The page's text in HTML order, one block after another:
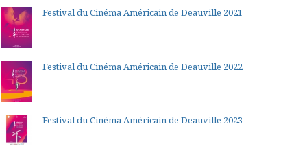
Festival du Cinéma Américain de Deauville 2021
Festival du Cinéma Américain de Deauville 2022
Festival du Cinéma Américain de Deauville 2023